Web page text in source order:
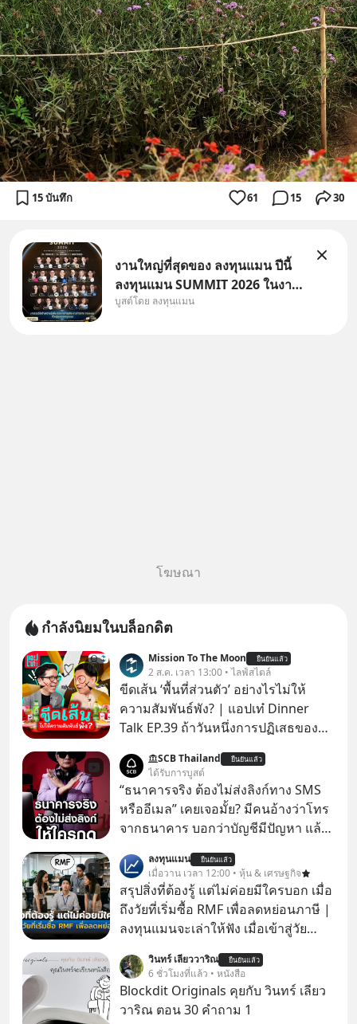
15 บันทึก 61 15 30
งานใหญ่ที่สุดของ ลงทุนแมน ปีนี้
ลงทุนแมน SUMMIT 2026 ในงาน
นี้จะมีเจ้าของธุรกิจ Dr.PONG,
บูสต์โดย ลงทุนแมน
โฆษณา
กำลังนิยมในบล็อกดิต
Mission To The Moon ยืนยันแล้ว
2 ส.ค. เวลา 13:00 • ไลฟ์สไตล์
ขีดเส้น ‘พื้นที่ส่วนตัว’ อย่างไรไม่ให้
ความสัมพันธ์พัง? | แอปเท๋ Dinner
Talk EP.39 ถ้าวันหนึ่งการปฏิเสธของ
ตั้งกำแพงใส่และมองว่าเราเห็นแก่ตัวทั้ง
ที่เราเองก็ไม่เคยปฏิเสธใครอย่างนี้มา
ก่อน แต่พอตั้งใจจะ ‘สร้างขอบเขต’ เพื่อ
ตัวเองดูสักครั้ง กลับทำให้เกิดรอยร้าว
การแอปเท๋ Dinner Talk ในวันนี้โฮสต์
ทั้ง 2 ท่าน แทป-รวิศ หาญอุตสาหะ และ
เอ๋ นิ้วกลม-สราวุธ เฮ้งสวัสดิ์ จะพาทุก
คนไปสำรวจวิธีสร้างขอบเขตเพื่อรักษา
ใจของตัวเองและรักษาความสัมพันธ์
ของคนรอบข้างไปพร้อมกัน
#boundary #selfdevelopment #แอป
เท๋dinnertalk
#missiontothemoonpodcast
SCB Thailand ยืนยันแล้ว
ได้รับการบูสต์
“ธนาคารจริง ต้องไม่ส่งลิงก์ทาง SMS
หรืออีเมล” เคยเจอมั้ย? มีคนอ้างว่าโทร
จากธนาคาร บอกว่าบัญชีมีปัญหา แล้ว
ทันที มาฟัง “ป้าเก๋าเล่ากลโกง” เพื่อรู้ทัน
มุกหลอกลวงในคราบความน่าเชื่อถือ
กันค่ะ #แก้เกมกลโกง #ป้าเก๋าเล่ากล
โกง #LivesSustainably #อยู่อย่าง
ยั่งยืน #CyberSecurity #ป้าเก๋า
#FraudEducation #FinancialLiteracy
#DigitalBankWithHumanTouch
ลงทุนแมน ยืนยันแล้ว
เมื่อวาน เวลา 12:00 • หุ้น & เศรษฐกิจ
สรุปสิ่งที่ต้องรู้ แต่ไม่ค่อยมีใครบอก เมื่อ
ถึงวัยที่เริ่มซื้อ RMF เพื่อลดหย่อนภาษี |
ลงทุนแมนจะเล่าให้ฟัง เมื่อเข้าสู่วัย
ภาษี หลายคนมักได้รับคำแนะนำให้
ลงทุนใน RMF เพราะนอกจากจะช่วยลด
หย่อนภาษีได้แล้ว ยังเป็นโอกาสในการ
วินทร์ เลียววาริณ ยืนยันแล้ว
6 ชั่วโมงที่แล้ว • หนังสือ
Blockdit Originals คุยกับ วินทร์ เลียว
วาริณ ตอน 30 คำถาม 1